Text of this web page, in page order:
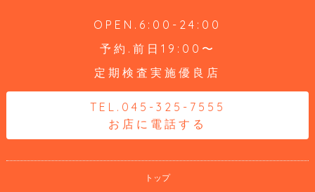
OPEN.6:00-24:00
予約.前日19:00〜
定期検査実施優良店
TEL.045-325-7555
お店に電話する
トップ